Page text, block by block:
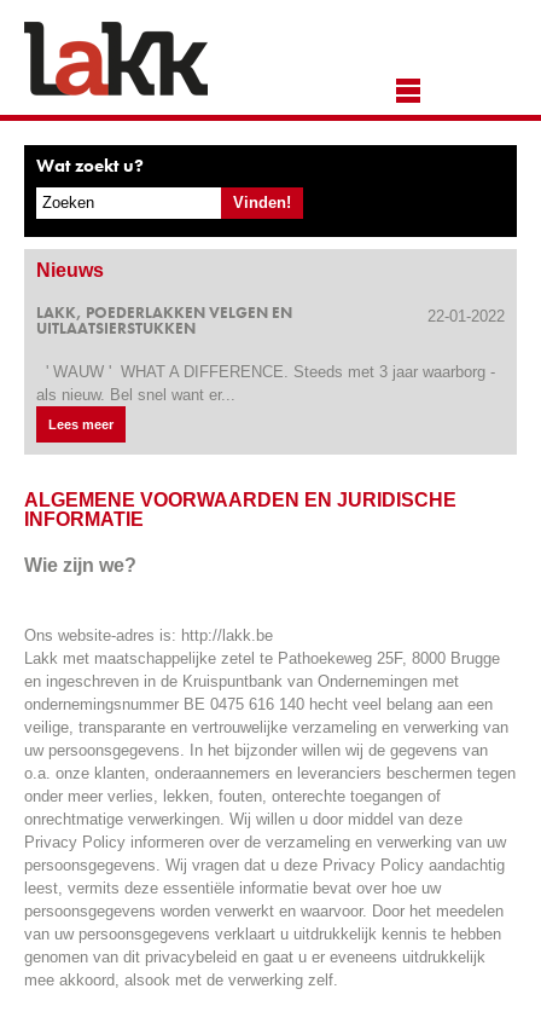
Wat zoekt u?
Nieuws
22-01-2022
LAKK, POEDERLAKKEN VELGEN EN
UITLAATSIERSTUKKEN
' WAUW ' WHAT A DIFFERENCE. Steeds met 3 jaar waarborg -
als nieuw. Bel snel want er...
Lees meer
ALGEMENE VOORWAARDEN EN JURIDISCHE
INFORMATIE
Wie zijn we?
Ons website-adres is: http://lakk.be
Lakk met maatschappelijke zetel te Pathoekeweg 25F, 8000 Brugge
en ingeschreven in de Kruispuntbank van Ondernemingen met
ondernemingsnummer BE 0475 616 140 hecht veel belang aan een
veilige, transparante en vertrouwelijke verzameling en verwerking van
uw persoonsgegevens. In het bijzonder willen wij de gegevens van
o.a. onze klanten, onderaannemers en leveranciers beschermen tegen
onder meer verlies, lekken, fouten, onterechte toegangen of
onrechtmatige verwerkingen. Wij willen u door middel van deze
Privacy Policy informeren over de verzameling en verwerking van uw
persoonsgegevens. Wij vragen dat u deze Privacy Policy aandachtig
leest, vermits deze essentiële informatie bevat over hoe uw
persoonsgegevens worden verwerkt en waarvoor. Door het meedelen
van uw persoonsgegevens verklaart u uitdrukkelijk kennis te hebben
genomen van dit privacybeleid en gaat u er eveneens uitdrukkelijk
mee akkoord, alsook met de verwerking zelf.